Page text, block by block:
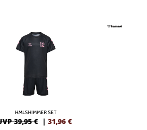
HMLSHIMMER SET
39,95 € | 31,96 €